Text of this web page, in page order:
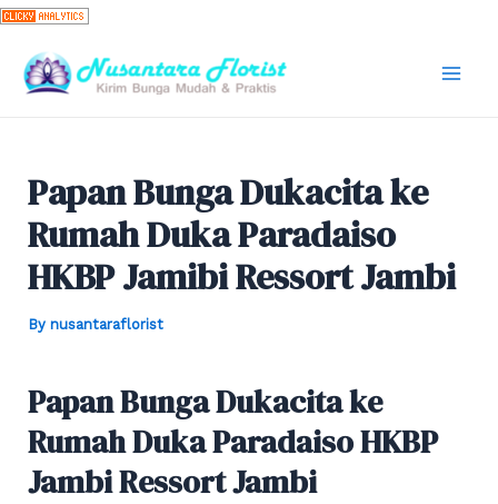
Skip
content
Papan Bunga Dukacita ke
Rumah Duka Paradaiso
HKBP Jamibi Ressort Jambi
By nusantaraflorist
Papan Bunga Dukacita ke
Rumah Duka Paradaiso HKBP
Jambi Ressort Jambi